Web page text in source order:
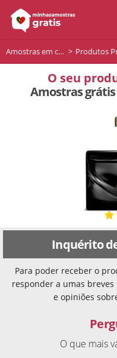
Amostras em casa Produtos
O seu
Amostras
Inquérito
Para poder receber o
responder a umas
e opiniões
O que mais